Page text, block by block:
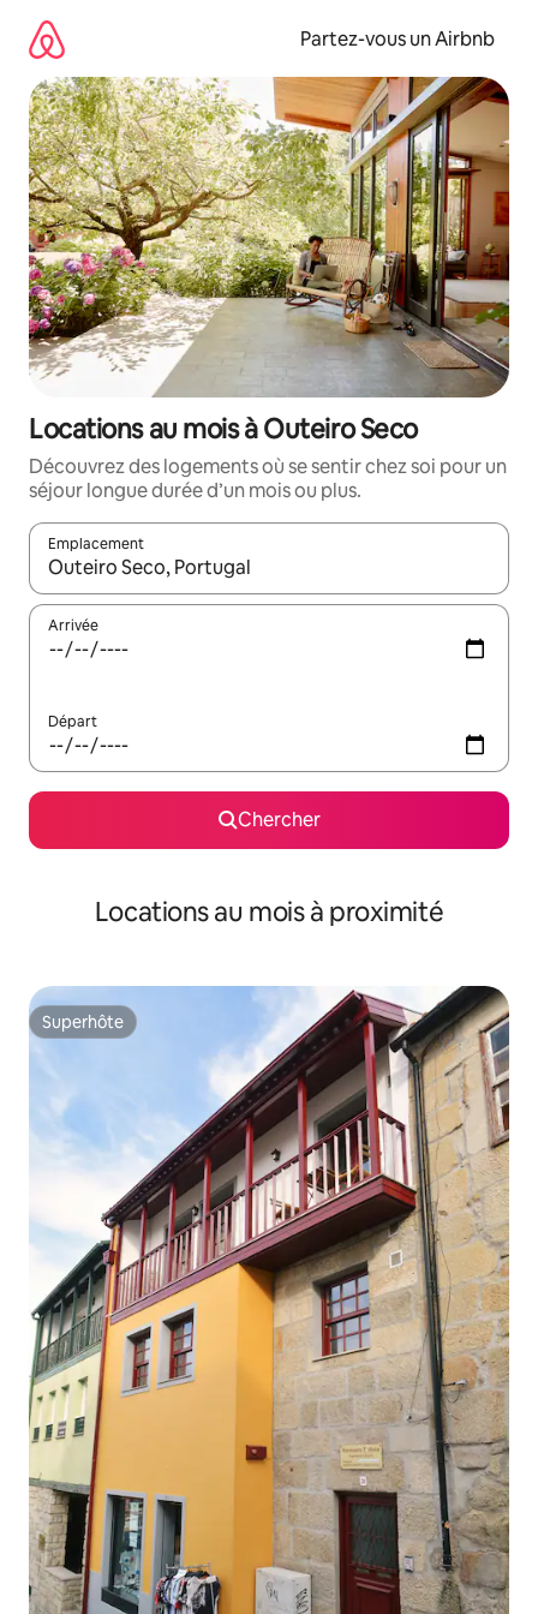
directement
contenu
Partez-vous un Airbnb
Locations au mois à Outeiro Seco
Découvrez des logements où se sentir chez soi pour un
séjour longue durée d’un mois ou plus.
Emplacement
Quand les résultats sont affichés, parcourez-les en utilisant
Arrivée
Départ
Chercher
Locations au mois à proximité
Superhôte
Superhôte